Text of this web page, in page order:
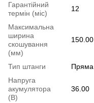
Гарантійний
термін (міс)
12
Максимальна
ширина
скошування
(мм)
150.00
Тип штанги
Пряма
Напруга
акумулятора
(В)
36.00